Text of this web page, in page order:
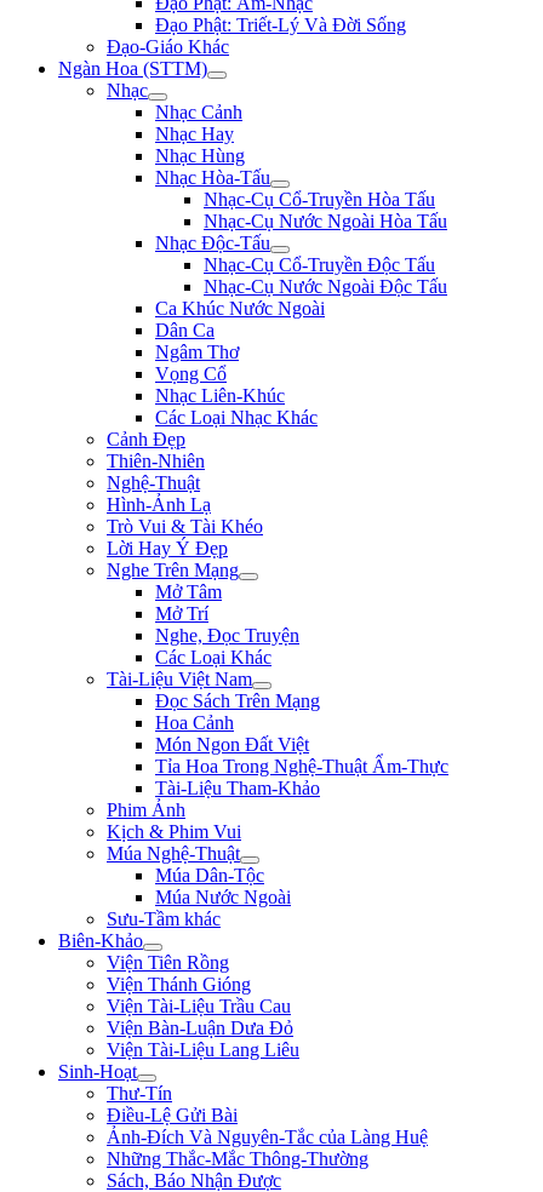
Đạo Phật: Triết-Lý Và Đời Sống
Đạo-Giáo Khác
Ngàn Hoa (STTM)
Nhạc
Nhạc Cảnh
Nhạc Hay
Nhạc Hùng
Nhạc Hòa-Tấu
Nhạc-Cụ Cổ-Truyền Hòa Tấu
Nhạc-Cụ Nước Ngoài Hòa Tấu
Nhạc Độc-Tấu
Nhạc-Cụ Cổ-Truyền Độc Tấu
Nhạc-Cụ Nước Ngoài Độc Tấu
Ca Khúc Nước Ngoài
Dân Ca
Ngâm Thơ
Vọng Cổ
Nhạc Liên-Khúc
Các Loại Nhạc Khác
Cảnh Đẹp
Thiên-Nhiên
Nghệ-Thuật
Hình-Ảnh Lạ
Trò Vui & Tài Khéo
Lời Hay Ý Đẹp
Nghe Trên Mạng
Mở Tâm
Mở Trí
Nghe, Đọc Truyện
Các Loại Khác
Tài-Liệu Việt Nam
Đọc Sách Trên Mạng
Hoa Cảnh
Món Ngon Đất Việt
Tỉa Hoa Trong Nghệ-Thuật Ẩm-Thực
Tài-Liệu Tham-Khảo
Phim Ảnh
Kịch & Phim Vui
Múa Nghệ-Thuật
Múa Dân-Tộc
Múa Nước Ngoài
Sưu-Tầm khác
Biên-Khảo
Viện Tiên Rồng
Viện Thánh Gióng
Viện Tài-Liệu Trầu Cau
Viện Bàn-Luận Dưa Đỏ
Viện Tài-Liệu Lang Liêu
Sinh-Hoạt
Thư-Tín
Điều-Lệ Gửi Bài
Ảnh-Đích Và Nguyên-Tắc của Làng Huệ
Những Thắc-Mắc Thông-Thường
Sách, Báo Nhận Được